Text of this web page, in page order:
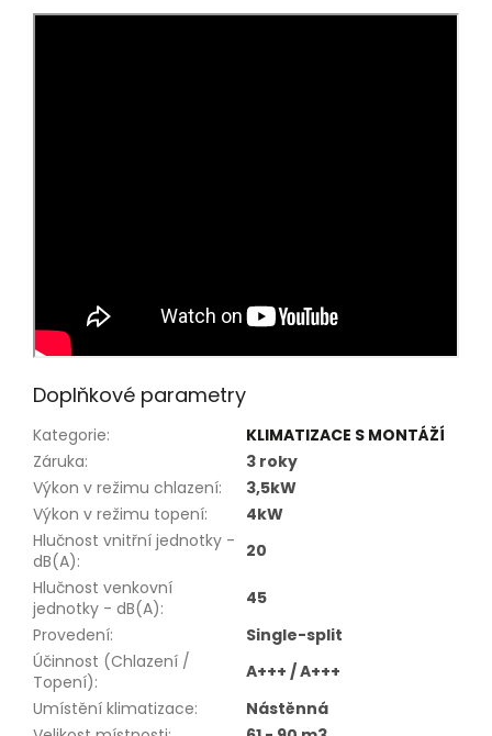
Doplňkové parametry
Kategorie:
KLIMATIZACE S MONTÁŽÍ
Záruka:
3 roky
Výkon v režimu chlazení:
3,5kW
Výkon v režimu topení:
4kW
Hlučnost vnitřní jednotky -
dB(A):
20
Hlučnost venkovní
jednotky - dB(A):
45
Provedení:
Single-split
Účinnost (Chlazení /
Topení):
A+++ / A+++
Umístění klimatizace:
Nástěnná